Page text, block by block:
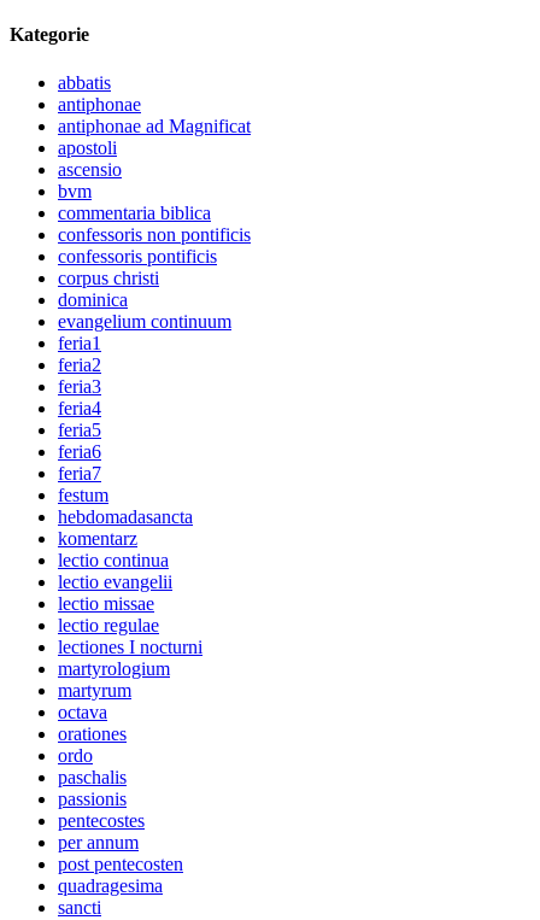
Kategorie
abbatis
antiphonae
antiphonae ad Magnificat
apostoli
ascensio
bvm
commentaria biblica
confessoris non pontificis
confessoris pontificis
corpus christi
dominica
evangelium continuum
feria1
feria2
feria3
feria4
feria5
feria6
feria7
festum
hebdomadasancta
komentarz
lectio continua
lectio evangelii
lectio missae
lectio regulae
lectiones I nocturni
martyrologium
martyrum
octava
orationes
ordo
paschalis
passionis
pentecostes
per annum
post pentecosten
quadragesima
sancti